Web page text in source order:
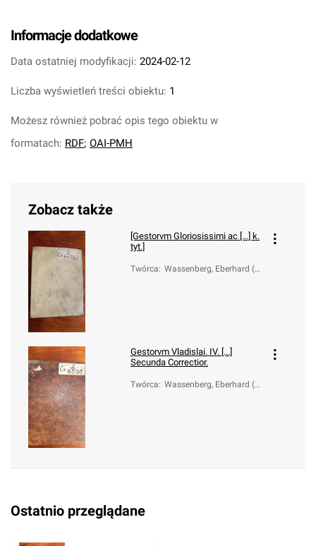
Informacje dodatkowe
Data ostatniej modyfikacji: 2024-02-12
Liczba wyświetleń treści obiektu: 1
Możesz również pobrać opis tego obiektu w
formatach: RDF; OAI-PMH
Zobacz także
[Gestorvm Gloriosissimi ac [...] k.
tyt.]
Twórca: Wassenberg, Eberhard (1
Gestorvm Vladislai. IV. [...]
Secunda Correctior.
Twórca: Wassenberg, Eberhard (1
Ostatnio przeglądane